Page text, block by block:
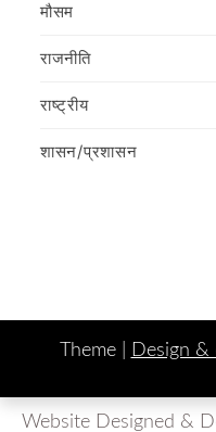
मौसम
राजनीति
राष्ट्रीय
शासन/प्रशासन
Theme | Design &
Website Designed &